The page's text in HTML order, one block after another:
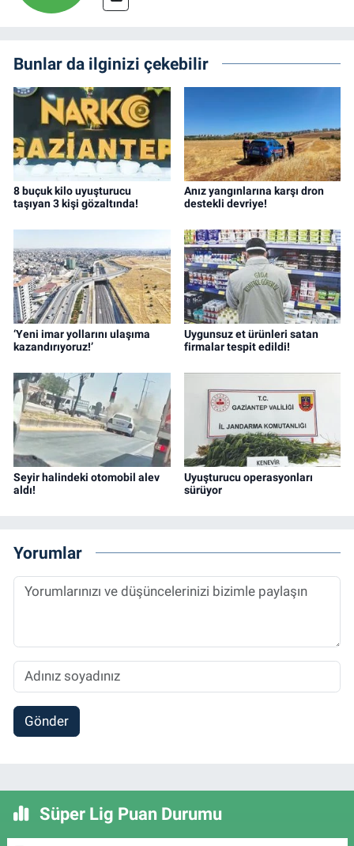
Bunlar da ilginizi çekebilir
8 buçuk kilo uyuşturucu
taşıyan 3 kişi gözaltında!
Anız yangınlarına karşı dron
destekli devriye!
‘Yeni imar yollarını ulaşıma
kazandırıyoruz!’
Uygunsuz et ürünleri satan
firmalar tespit edildi!
Seyir halindeki otomobil alev
aldı!
Uyuşturucu operasyonları
sürüyor
Yorumlar
Gönder
Süper Lig Puan Durumu